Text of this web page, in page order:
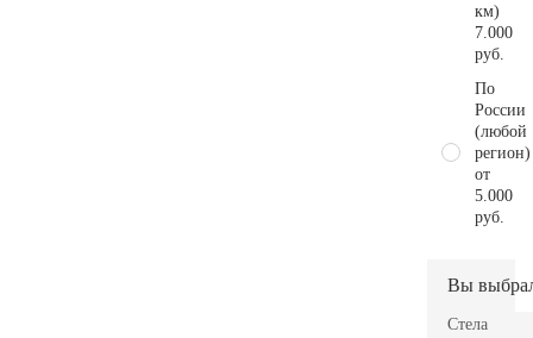
км)
7.000
руб.
По
России
(любой
регион)
от
5.000
руб.
Вы
Стела